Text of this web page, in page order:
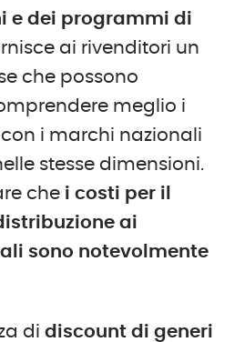
e dei programmi di
ai rivenditori un
che possono
meglio i
i marchi nazionali
stesse dimensioni.
che i costi per il
ai
sono notevolmente
di discount di generi